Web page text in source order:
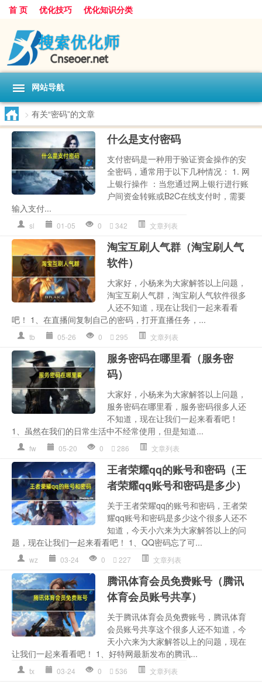
首 页 优化技巧 优化知识分类
网站导航
> 有关“密码”的文章
什么是支付密码
支付密码是一种用于验证资金操作的安
全密码，通常用于以下几种情况： 1. 网
上银行操作 ：当您通过网上银行进行账
户间资金转账或B2C在线支付时，需要
输入支付...
sl 01-05 0 342 文章列表
淘宝互刷人气群（淘宝刷人气
软件）
大家好，小杨来为大家解答以上问题，
淘宝互刷人气群，淘宝刷人气软件很多
人还不知道，现在让我们一起来看看
吧！ 1、在直播间复制自己的密码，打开直播任务，...
tb 05-26 0 295 文章列表
服务密码在哪里看（服务密
码）
大家好，小杨来为大家解答以上问题，
服务密码在哪里看，服务密码很多人还
不知道，现在让我们一起来看看吧！
1、虽然在我们的日常生活中不经常使用，但是知道...
fw 05-20 0 286 文章列表
王者荣耀qq的账号和密码（王
者荣耀qq账号和密码是多少）
关于王者荣耀qq的账号和密码，王者荣
耀qq账号和密码是多少这个很多人还不
知道，今天小六来为大家解答以上的问
题，现在让我们一起来看看吧！ 1、QQ密码忘了可...
wz 03-24 0 227 文章列表
腾讯体育会员免费账号（腾讯
体育会员账号共享）
关于腾讯体育会员免费账号，腾讯体育
会员账号共享这个很多人还不知道，今
天小六来为大家解答以上的问题，现在
让我们一起来看看吧！ 1、好特网最新发布的腾讯...
tx 03-24 0 536 文章列表